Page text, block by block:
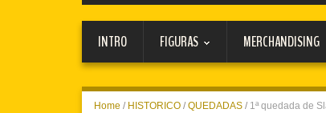
INTRO FIGURAS MERCHANDISING
Home / HISTORICO / QUEDADAS / 1ª quedada de